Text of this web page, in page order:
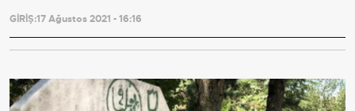
GİRİŞ:17 Ağustos 2021 - 16:16